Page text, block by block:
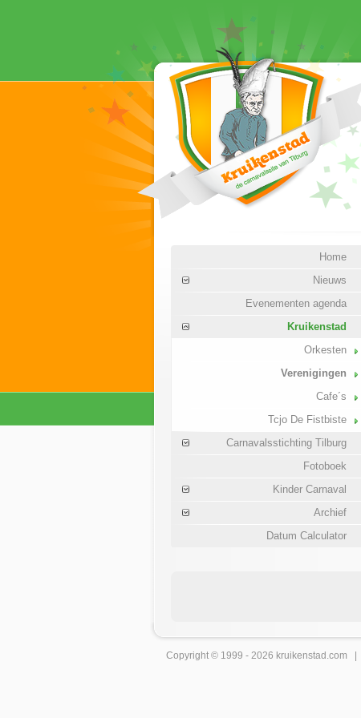
Home
Nieuws
Evenementen agenda
Kruikenstad
Orkesten
Verenigingen
Cafe´s
Tcjo De Fistbiste
Carnavalsstichting Tilburg
Fotoboek
Kinder Carnaval
Archief
Datum Calculator
Copyright © 1999 - 2026 kruikenstad .com |